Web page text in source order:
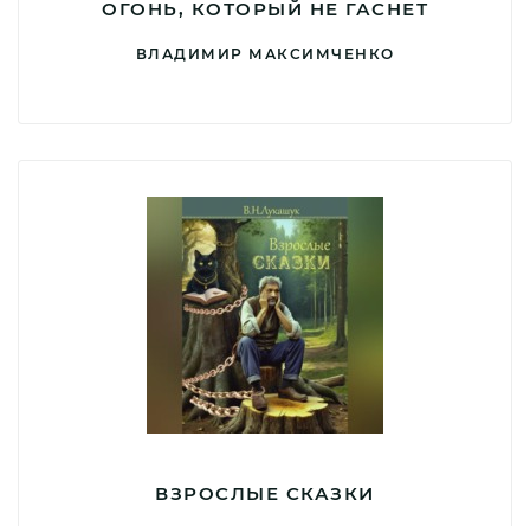
ОГОНЬ, КОТОРЫЙ НЕ ГАСНЕТ
ВЛАДИМИР МАКСИМЧЕНКО
ВЗРОСЛЫЕ СКАЗКИ